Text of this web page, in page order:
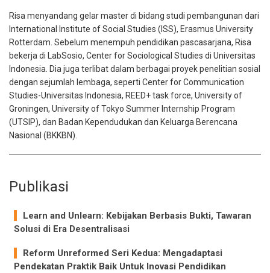
Risa menyandang gelar master di bidang studi pembangunan dari
International Institute of Social Studies (ISS), Erasmus University
Rotterdam. Sebelum menempuh pendidikan pascasarjana, Risa
bekerja di LabSosio, Center for Sociological Studies di Universitas
Indonesia. Dia juga terlibat dalam berbagai proyek penelitian sosial
dengan sejumlah lembaga, seperti Center for Communication
Studies-Universitas Indonesia, REED+ task force, University of
Groningen, University of Tokyo Summer Internship Program
(UTSIP), dan Badan Kependudukan dan Keluarga Berencana
Nasional (BKKBN).
Publikasi
Learn and Unlearn: Kebijakan Berbasis Bukti, Tawaran
Solusi di Era Desentralisasi
Reform Unreformed Seri Kedua: Mengadaptasi
Pendekatan Praktik Baik Untuk Inovasi Pendidikan